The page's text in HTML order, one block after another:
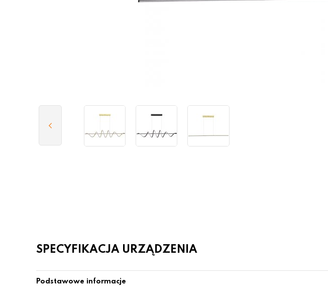
SPECYFIKACJA URZĄDZENIA
Podstawowe informacje